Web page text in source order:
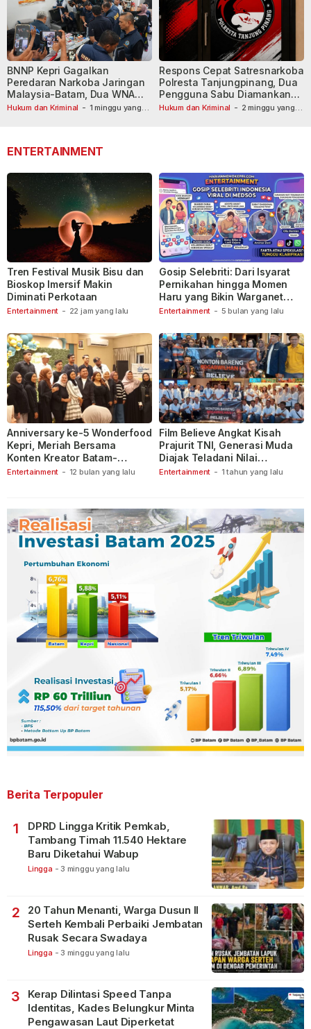
Hukum dan Kriminal - 1 minggu yang
BNNP Kepri Gagalkan
Peredaran Narkoba Jaringan
Malaysia-Batam, Dua WNA
Masih Diburu
Hukum dan Kriminal - 2 minggu yang
Respons Cepat Satresnarkoba
Polresta Tanjungpinang, Dua
Pengguna Sabu Diamankan
Usai Dilaporkan ke Call Center
ENTERTAINMENT
Entertainment - 22 jam yang lalu
Tren Festival Musik Bisu dan
Bioskop Imersif Makin
Diminati Perkotaan
Entertainment - 5 bulan yang lalu
Gosip Selebriti: Dari Isyarat
Pernikahan hingga Momen
Haru yang Bikin Warganet
Berspekulasi
Entertainment - 12 bulan yang lalu
Anniversary ke-5 Wonderfood
Kepri, Meriah Bersama
Konten Kreator Batam-
Tanjungpinang
Entertainment - 1 tahun yang lalu
Film Believe Angkat Kisah
Prajurit TNI, Generasi Muda
Diajak Teladani Nilai
Keberanian
Berita Terpopuler
1
DPRD Lingga Kritik Pemkab,
Tambang Timah 11.540 Hektare
Baru Diketahui Wabup
Lingga - 3 minggu yang lalu
2
20 Tahun Menanti, Warga Dusun II
Serteh Kembali Perbaiki Jembatan
Rusak Secara Swadaya
Lingga - 3 minggu yang lalu
3
Kerap Dilintasi Speed Tanpa
Identitas, Kades Belungkur Minta
Pengawasan Laut Diperketat